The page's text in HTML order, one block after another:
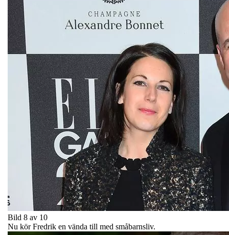
Bild 8 av 10
Nu kör Fredrik en vända till med småbarnsliv.